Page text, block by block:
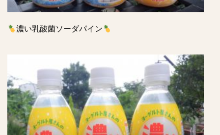
濃い乳酸菌ソーダパイン